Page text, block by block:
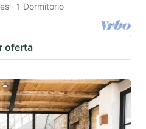
· 1 Dormitorio
oferta